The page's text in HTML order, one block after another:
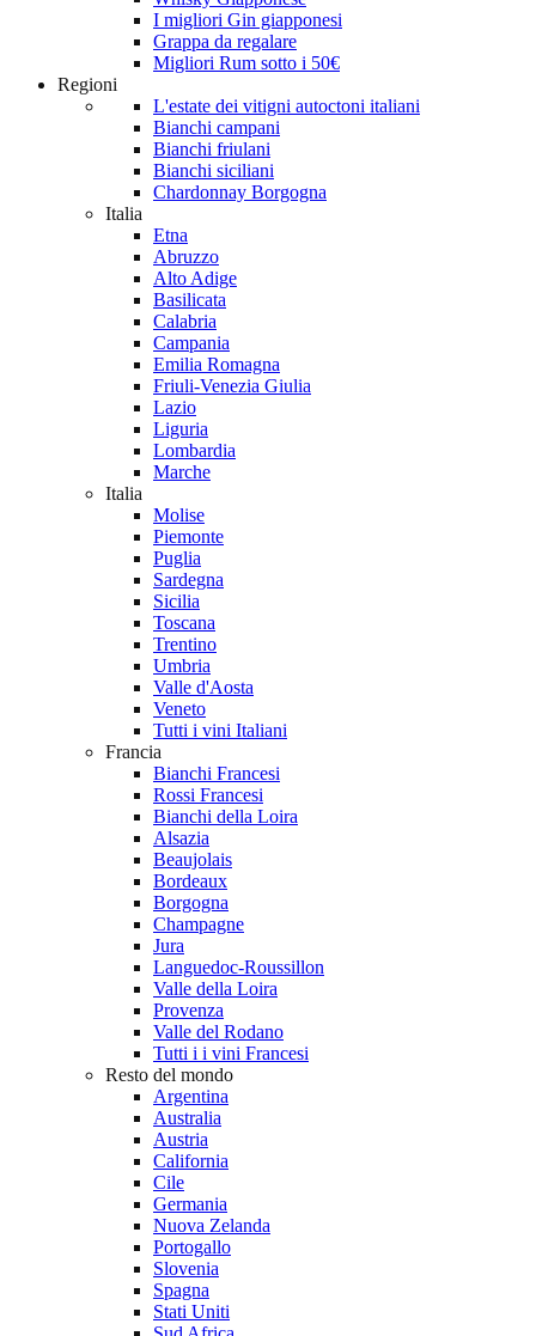
I migliori Gin giapponesi
Grappa da regalare
Migliori Rum sotto i 50€
Regioni
L'estate dei vitigni autoctoni italiani
Bianchi campani
Bianchi friulani
Bianchi siciliani
Chardonnay Borgogna
Italia
Etna
Abruzzo
Alto Adige
Basilicata
Calabria
Campania
Emilia Romagna
Friuli-Venezia Giulia
Lazio
Liguria
Lombardia
Marche
Italia
Molise
Piemonte
Puglia
Sardegna
Sicilia
Toscana
Trentino
Umbria
Valle d'Aosta
Veneto
Tutti i vini Italiani
Francia
Bianchi Francesi
Rossi Francesi
Bianchi della Loira
Alsazia
Beaujolais
Bordeaux
Borgogna
Champagne
Jura
Languedoc-Roussillon
Valle della Loira
Provenza
Valle del Rodano
Tutti i i vini Francesi
Resto del mondo
Argentina
Australia
Austria
California
Cile
Germania
Nuova Zelanda
Portogallo
Slovenia
Spagna
Stati Uniti